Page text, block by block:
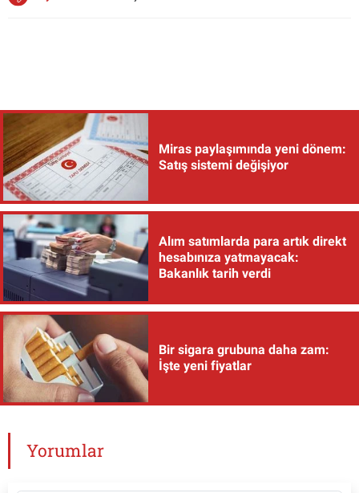
Miras paylaşımında yeni dönem:
Satış sistemi değişiyor
Alım satımlarda para artık direkt
hesabınıza yatmayacak:
Bakanlık tarih verdi
Bir sigara grubuna daha zam:
İşte yeni fiyatlar
Yorumlar